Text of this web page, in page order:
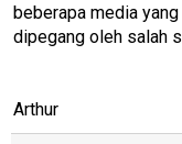
beberapa media
dipegang oleh salah
Arthur